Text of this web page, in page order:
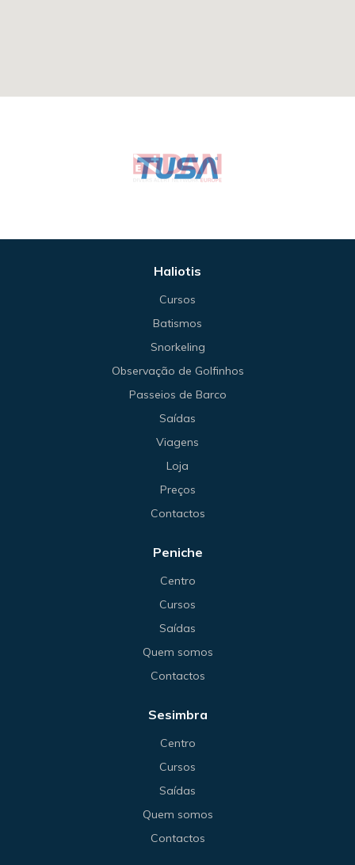
Haliotis
Cursos
Batismos
Snorkeling
Observação de Golfinhos
Passeios de Barco
Saídas
Viagens
Loja
Preços
Contactos
Peniche
Centro
Cursos
Saídas
Quem somos
Contactos
Sesimbra
Centro
Cursos
Saídas
Quem somos
Contactos